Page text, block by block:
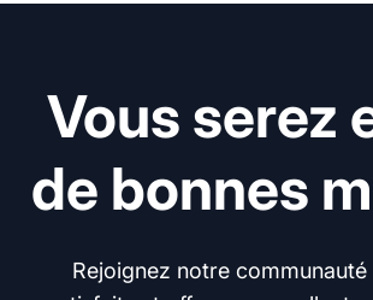
Vous serez
de bonnes
Rejoignez notre communauté